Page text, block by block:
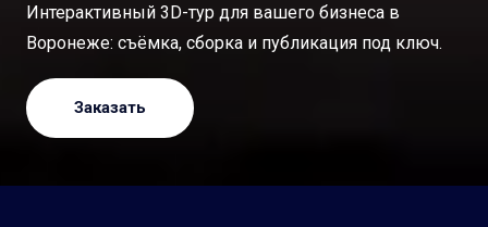
Интерактивный 3D-тур для вашего бизнеса в
Воронеже: съёмка, сборка и публикация под ключ.
Заказать